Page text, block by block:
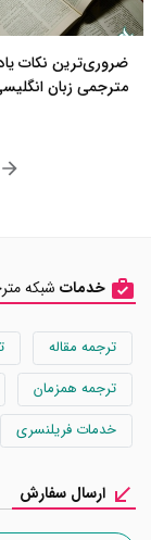
ضروری‌ترین نکات
مترجمی زبان
خدمات شبکه
ترجمه مقاله
ترجمه همزمان
خدمات فریلنسری
ارسال سفارش